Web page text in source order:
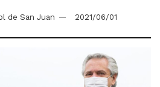
de San Juan 2021/06/01